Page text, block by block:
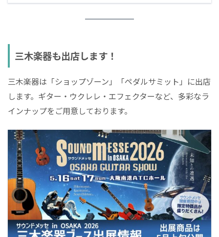
三木楽器も出店します！
三木楽器は「ショップゾーン」「ペダルサミット」に出店
します。ギター・ウクレレ・エフェクターなど、多彩なラ
インナップをご用意しております。